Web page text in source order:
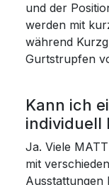
und der
werden mit
während
Gurtstrupfen
Kann ich
individuell
Ja. Viele
mit
Ausstattungen